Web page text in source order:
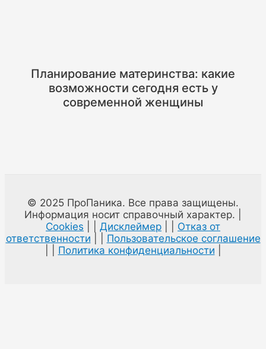
Планирование материнства: какие
возможности сегодня есть у
современной женщины
© 2025 ПроПаника. Все права защищены.
Информация носит справочный характер. |
Cookies
Дисклеймер
Отказ от
ответственности
Пользовательское соглашение
Политика конфиденциальности